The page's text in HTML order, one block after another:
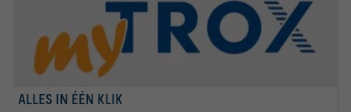
ALLES IN ÉÉN KLIK